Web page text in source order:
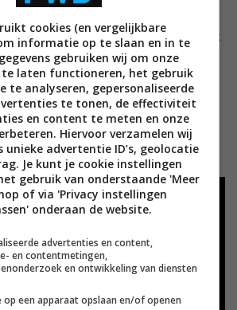
studio’s
Coalition, Gears 5, al uit sinds 2019. Het
dus veel werk om de nieuwe besturing
Microsoft hoopt andere
hier meteen over na te denken
in ontwikkeling is of moet gaan. Zo
xCloudgames op hun
bijvoorbeeld onderweg zijn.
cookies (en vergelijkbare
informatie op te slaan en in te
gebruiken wij om onze
te laten functioneren, het gebruik
te analyseren, gepersonaliseerde
te tonen, de effectiviteit
en content te meten en onze
Hiervoor verzamelen wij
unieke advertentie ID’s, geolocatie
Je kunt je cookie instellingen
gebruik van onderstaande 'Meer
of via 'Privacy instellingen
onderaan de website.
advertenties en content,
en contentmetingen,
en ontwikkeling van diensten
een apparaat opslaan en/of openen